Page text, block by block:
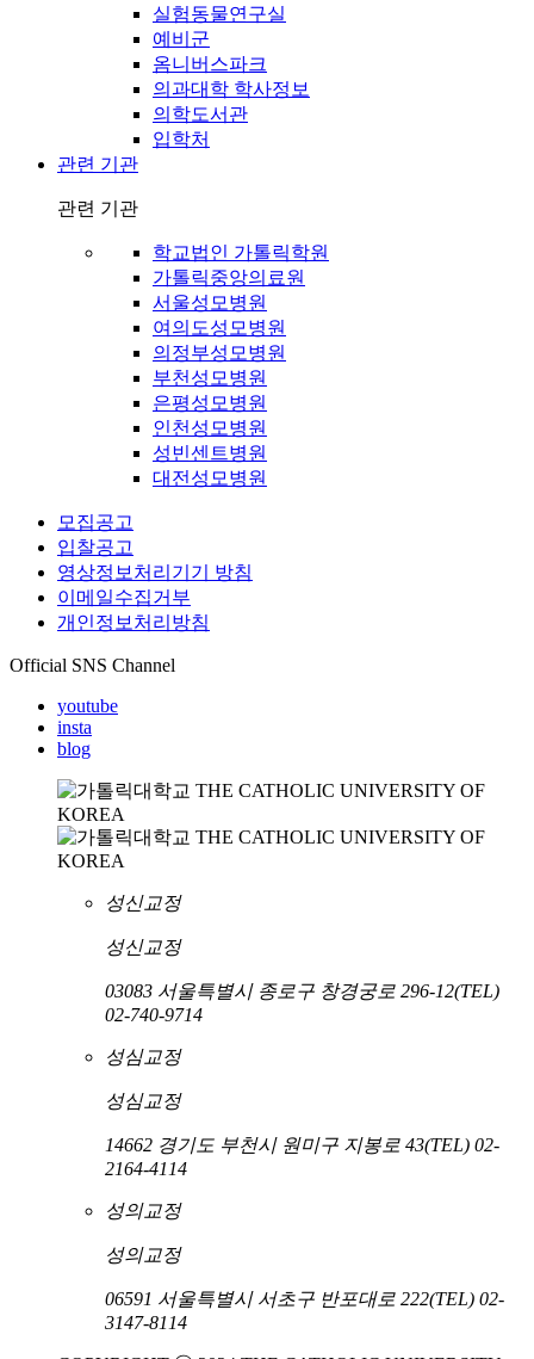
실험동물연구실
예비군
옴니버스파크
의과대학 학사정보
의학도서관
입학처
관련 기관
관련 기관
학교법인 가톨릭학원
가톨릭중앙의료원
서울성모병원
여의도성모병원
의정부성모병원
부천성모병원
은평성모병원
인천성모병원
성빈센트병원
대전성모병원
모집공고
입찰공고
영상정보처리기기 방침
이메일수집거부
개인정보처리방침
Official SNS Channel
youtube
insta
blog
성신교정
성신교정
03083 서울특별시 종로구 창경궁로 296-12(TEL)
02-740-9714
성심교정
성심교정
14662 경기도 부천시 원미구 지봉로 43(TEL) 02-
2164-4114
성의교정
성의교정
06591 서울특별시 서초구 반포대로 222(TEL) 02-
3147-8114